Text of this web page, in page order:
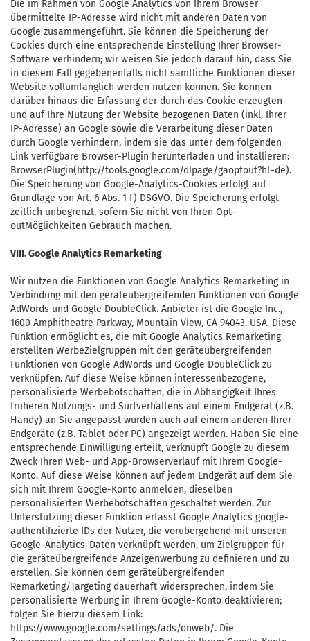
Die im Rahmen von Google Analytics von Ihrem Browser
übermittelte IP-Adresse wird nicht mit anderen Daten von
Google zusammengeführt. Sie können die Speicherung der
Cookies durch eine entsprechende Einstellung Ihrer Browser-
Software verhindern; wir weisen Sie jedoch darauf hin, dass Sie
in diesem Fall gegebenenfalls nicht sämtliche Funktionen dieser
Website vollumfänglich werden nutzen können. Sie können
darüber hinaus die Erfassung der durch das Cookie erzeugten
und auf Ihre Nutzung der Website bezogenen Daten (inkl. Ihrer
IP-Adresse) an Google sowie die Verarbeitung dieser Daten
durch Google verhindern, indem sie das unter dem folgenden
Link verfügbare Browser-Plugin herunterladen und installieren:
BrowserPlugin(http://tools.google.com/dlpage/gaoptout?hl=de).
Die Speicherung von Google-Analytics-Cookies erfolgt auf
Grundlage von Art. 6 Abs. 1 f) DSGVO. Die Speicherung erfolgt
zeitlich unbegrenzt, sofern Sie nicht von Ihren Opt-
outMöglichkeiten Gebrauch machen.
VIII. Google Analytics Remarketing
Wir nutzen die Funktionen von Google Analytics Remarketing in
Verbindung mit den geräteübergreifenden Funktionen von Google
AdWords und Google DoubleClick. Anbieter ist die Google Inc.,
1600 Amphitheatre Parkway, Mountain View, CA 94043, USA. Diese
Funktion ermöglicht es, die mit Google Analytics Remarketing
erstellten WerbeZielgruppen mit den geräteübergreifenden
Funktionen von Google AdWords und Google DoubleClick zu
verknüpfen. Auf diese Weise können interessenbezogene,
personalisierte Werbebotschaften, die in Abhängigkeit Ihres
früheren Nutzungs- und Surfverhaltens auf einem Endgerät (z.B.
Handy) an Sie angepasst wurden auch auf einem anderen Ihrer
Endgeräte (z.B. Tablet oder PC) angezeigt werden. Haben Sie eine
entsprechende Einwilligung erteilt, verknüpft Google zu diesem
Zweck Ihren Web- und App-Browserverlauf mit Ihrem Google-
Konto. Auf diese Weise können auf jedem Endgerät auf dem Sie
sich mit Ihrem Google-Konto anmelden, dieselben
personalisierten Werbebotschaften geschaltet werden. Zur
Unterstützung dieser Funktion erfasst Google Analytics google-
authentifizierte IDs der Nutzer, die vorübergehend mit unseren
Google-Analytics-Daten verknüpft werden, um Zielgruppen für
die geräteübergreifende Anzeigenwerbung zu definieren und zu
erstellen. Sie können dem geräteübergreifenden
Remarketing/Targeting dauerhaft widersprechen, indem Sie
personalisierte Werbung in Ihrem Google-Konto deaktivieren;
folgen Sie hierzu diesem Link:
https://www.google.com/settings/ads/onweb/. Die